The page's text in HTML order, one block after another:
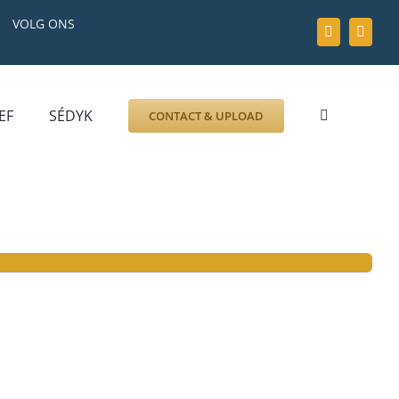
VOLG ONS
GRAFZERK
ALLLES
SÉDYK CONTACT & UPLOAD